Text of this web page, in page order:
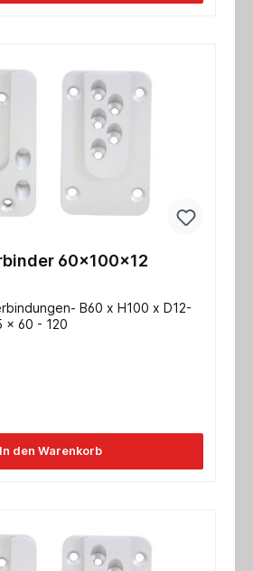
60x100x12
B60 x H100 x D12-
x 60 - 120
In den Warenkorb